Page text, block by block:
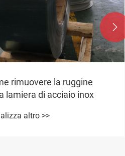
rimuovere la ruggine
lamiera di acciaio inox
altro >>
